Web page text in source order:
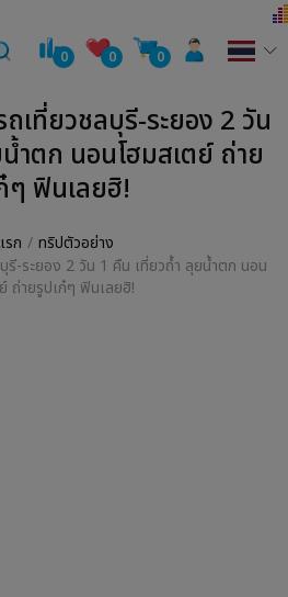
0 0 0
เที่ยวชลบุรี-ระยอง 2 วัน
ำตก นอนโฮมสเตย์ ถ่าย
ๆ ฟินเลยฮิ!
รก
ทริปตัวอย่าง
รี-ระยอง 2 วัน 1 คืน เที่ยวถ้ำ ลุยน้ำตก นอน
ถ่ายรูปเก๋ๆ ฟินเลยฮิ!